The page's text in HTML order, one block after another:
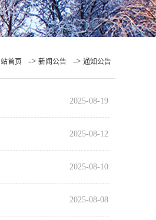
站首页 -> 新闻公告 -> 通知公告
2025-08-19
2025-08-12
2025-08-10
2025-08-08